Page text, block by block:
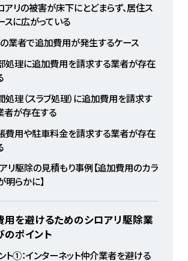
アリの被害が床下にとどまらず、居住ス
スに広がっている
業者で追加費用が発生するケース
処理に追加費用を請求する業者が存在
処理（スラブ処理）に追加費用を請求す
者が存在する
費用や駐車料金を請求する業者が存在
リ駆除の見積もり事例【追加費用のカラ
明らかに】
用を避けるためのシロアリ駆除業
のポイント
ト①：インターネット仲介業者を避ける